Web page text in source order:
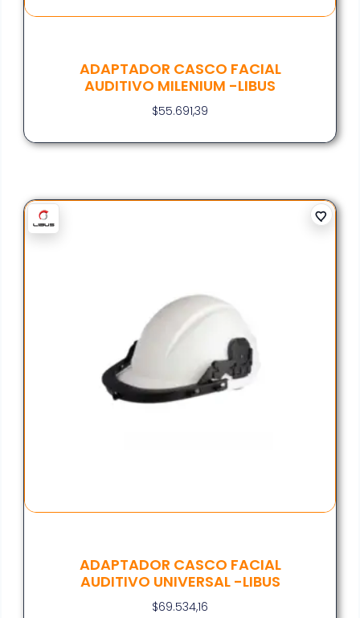
ADAPTADOR CASCO FACIAL
AUDITIVO MILENIUM -LIBUS
$55.691,39
ADAPTADOR CASCO FACIAL
AUDITIVO UNIVERSAL -LIBUS
$69.534,16